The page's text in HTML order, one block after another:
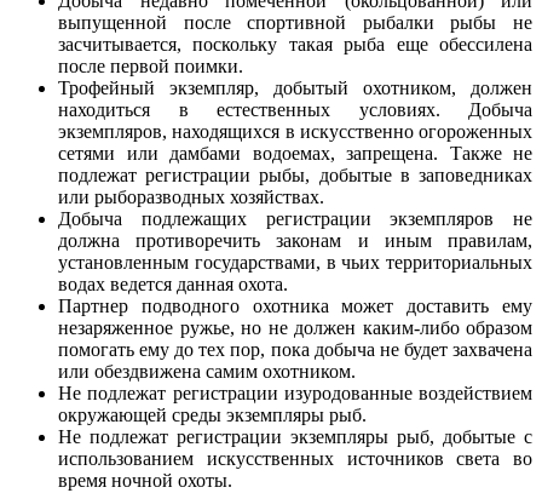
выпущенной после спортивной рыбалки рыбы не
засчитывается, поскольку такая рыба еще обессилена
после первой поимки.
Трофейный экземпляр, добытый охотником, должен
находиться в естественных условиях. Добыча
экземпляров, находящихся в искусственно огороженных
сетями или дамбами водоемах, запрещена. Также не
подлежат регистрации рыбы, добытые в заповедниках
или рыборазводных хозяйствах.
Добыча подлежащих регистрации экземпляров не
должна противоречить законам и иным правилам,
установленным государствами, в чьих территориальных
водах ведется данная охота.
Партнер подводного охотника может доставить ему
незаряженное ружье, но не должен каким-либо образом
помогать ему до тех пор, пока добыча не будет захвачена
или обездвижена самим охотником.
Не подлежат регистрации изуродованные воздействием
окружающей среды экземпляры рыб.
Не подлежат регистрации экземпляры рыб, добытые с
использованием искусственных источников света во
время ночной охоты.